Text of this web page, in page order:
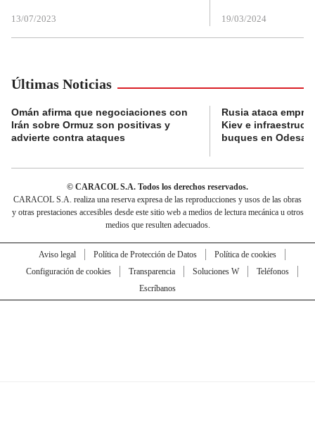
13/07/2023 19/03/2024
Últimas Noticias
Omán afirma que negociaciones con
Irán sobre Ormuz son positivas y
advierte contra ataques
Rusia ataca
Kiev e
buques en Odesa
© CARACOL S.A. Todos los derechos reservados.
CARACOL S.A. realiza una reserva expresa de las reproducciones y usos de las obras
y otras prestaciones accesibles desde este sitio web a medios de lectura mecánica u otros
medios que resulten adecuados.
Aviso legal Política de Protección de Datos
Política de cookies
Configuración de cookies
Transparencia Soluciones W
Teléfonos
Escríbanos